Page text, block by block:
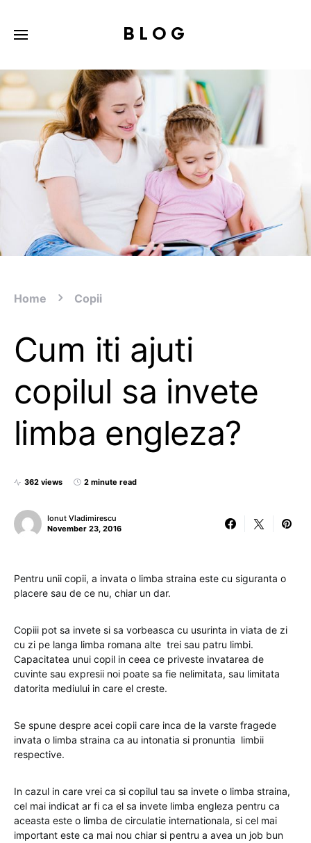
BLOG
Home Copii
Cum iti ajuti
copilul sa invete
limba engleza?
362 views 2 minute read
Ionut Vladimirescu
November 23, 2016
Pentru unii copii, a invata o limba straina este cu siguranta o
placere sau de ce nu, chiar un dar.
Copiii pot sa invete si sa vorbeasca cu usurinta in viata de zi
cu zi pe langa limba romana alte trei sau patru limbi.
Capacitatea unui copil in ceea ce priveste invatarea de
cuvinte sau expresii noi poate sa fie nelimitata, sau limitata
datorita mediului in care el creste.
Se spune despre acei copii care inca de la varste fragede
invata o limba straina ca au intonatia si pronuntia limbii
respective.
In cazul in care vrei ca si copilul tau sa invete o limba straina,
cel mai indicat ar fi ca el sa invete limba engleza pentru ca
aceasta este o limba de circulatie internationala, si cel mai
important este ca mai nou chiar si pentru a avea un job bun